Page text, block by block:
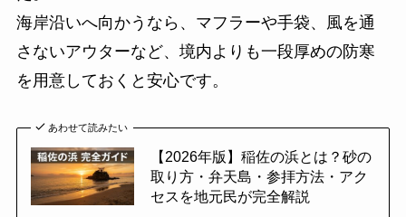
海岸沿いへ向かうなら、マフラーや手袋、風を通
さないアウターなど、境内よりも一段厚めの防寒
を用意しておくと安心です。
あわせて読みたい
【2026年版】稲佐の浜とは？砂の
取り方・弁天島・参拝方法・アク
セスを地元民が完全解説